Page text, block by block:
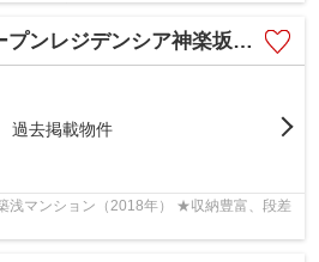
ンレジデンシア神楽坂ウェスト・テラス
過去掲載物件
マンション（2018年） ★収納豊富、段差